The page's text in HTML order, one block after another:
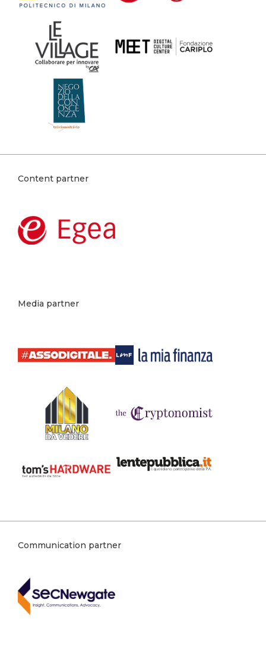
Content partner
Media partner
Communication partner